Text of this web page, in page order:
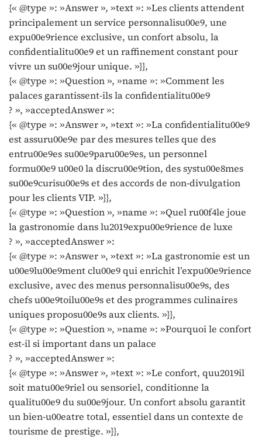
{« @type »: »Answer », »text »: »Les clients attendent
principalement un service personnalisu00e9, une
expu00e9rience exclusive, un confort absolu, la
confidentialitu00e9 et un raffinement constant pour
vivre un su00e9jour unique. »}},
{« @type »: »Question », »name »: »Comment les
palaces garantissent-ils la confidentialitu00e9
? », »acceptedAnswer »:
{« @type »: »Answer », »text »: »La confidentialitu00e9
est assuru00e9e par des mesures telles que des
entru00e9es su00e9paru00e9es, un personnel
formu00e9 u00e0 la discru00e9tion, des systu00e8mes
su00e9curisu00e9s et des accords de non-divulgation
pour les clients VIP. »}},
{« @type »: »Question », »name »: »Quel ru00f4le joue
la gastronomie dans lu2019expu00e9rience de luxe
? », »acceptedAnswer »:
{« @type »: »Answer », »text »: »La gastronomie est un
u00e9lu00e9ment clu00e9 qui enrichit l’expu00e9rience
exclusive, avec des menus personnalisu00e9s, des
chefs u00e9toilu00e9s et des programmes culinaires
uniques proposu00e9s aux clients. »}},
{« @type »: »Question », »name »: »Pourquoi le confort
est-il si important dans un palace
? », »acceptedAnswer »:
{« @type »: »Answer », »text »: »Le confort, quu2019il
soit matu00e9riel ou sensoriel, conditionne la
qualitu00e9 du su00e9jour. Un confort absolu garantit
un bien-u00eatre total, essentiel dans un contexte de
tourisme de prestige. »}},